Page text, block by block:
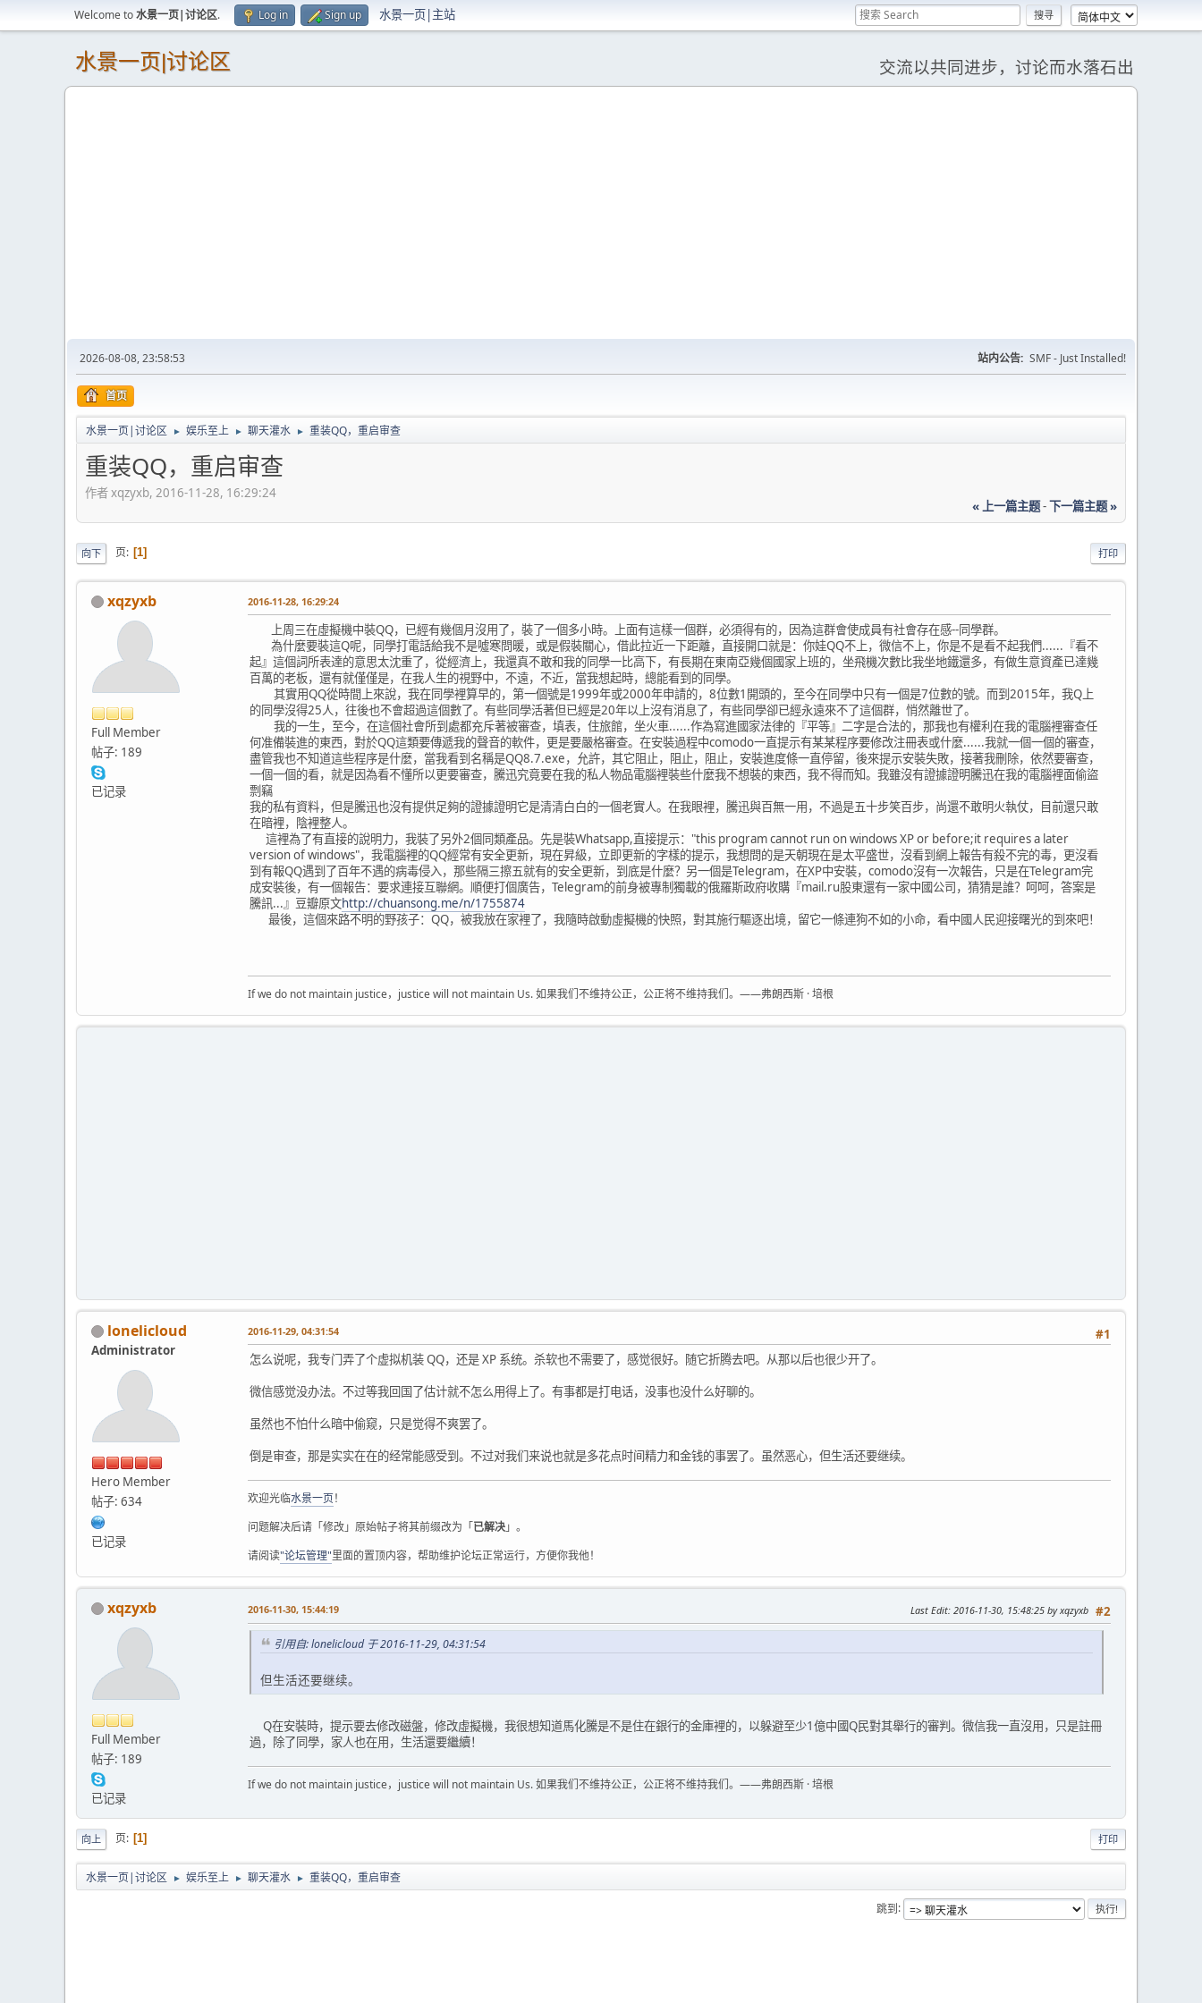
Welcome to水景一页|讨论区. Log in Sign up 水景一页|主站
水景一页|讨论区 交流以共同进步，讨论而水落石出
2026-08-08, 23:58:53 站内公告: SMF - Just Installed!
首页
水景一页|讨论区 ► 娱乐至上 ► 聊天灌水 ► 重装QQ，重启审查
重装QQ，重启审查
作者 xqzyxb, 2016-11-28, 16:29:24
« 上一篇主题-下一篇主题 »
打印
向下 页 1
xqzyxb
Full Member
帖子: 189
已记录
2016-11-28, 16:29:24
上周三在虛擬機中裝QQ，已經有幾個月沒用了，裝了一個多小時。上面有這樣一個群，必須得有的，因為這群會使成員有社會存在感--同學群。
為什麼要裝這Q呢，同學打電話給我不是噓寒問暖，或是假裝關心，借此拉近一下距離，直接開口就是：你娃QQ不上，微信不上，你是不是看不起我們......『看不
起』這個詞所表達的意思太沈重了，從經濟上，我還真不敢和我的同學一比高下，有長期在東南亞幾個國家上班的，坐飛機次數比我坐地鐵還多，有做生意資產已達幾
百萬的老板，還有就僅僅是，在我人生的視野中，不遠，不近，當我想起時，總能看到的同學。
其實用QQ從時間上來說，我在同學裡算早的，第一個號是1999年或2000年申請的，8位數1開頭的，至今在同學中只有一個是7位數的號。而到2015年，我Q上
的同學沒得25人，往後也不會超過這個數了。有些同學活著但已經是20年以上沒有消息了，有些同學卻已經永遠來不了這個群，悄然離世了。
我的一生，至今，在這個社會所到處都充斥著被審查，填表，住旅館，坐火車......作為寫進國家法律的『平等』二字是合法的，那我也有權利在我的電腦裡審查任
何准備裝進的東西，對於QQ這類要傳遞我的聲音的軟件，更是要嚴格審查。在安裝過程中comodo一直提示有某某程序要修改注冊表或什麼......我就一個一個的審查，
盡管我也不知道這些程序是什麼，當我看到名稱是QQ8.7.exe，允許，其它阻止，阻止，阻止，安裝進度條一直停留，後來提示安裝失敗，接著我刪除，依然要審查，
一個一個的看，就是因為看不懂所以更要審查，騰迅究竟要在我的私人物品電腦裡裝些什麼我不想裝的東西，我不得而知。我雖沒有證據證明騰迅在我的電腦裡面偷盜
剽竊
我的私有資料，但是騰迅也沒有提供足夠的證據證明它是清清白白的一個老實人。在我眼裡，騰迅與百無一用，不過是五十步笑百步，尚還不敢明火執仗，目前還只敢
在暗裡，陰裡整人。
這裡為了有直接的說明力，我裝了另外2個同類產品。先是裝Whatsapp,直接提示："this program cannot run on windows XP or before;it requires a later
version of windows"，我電腦裡的QQ經常有安全更新，現在昇級，立即更新的字樣的提示，我想問的是天朝現在是太平盛世，沒看到網上報告有殺不完的毒，更沒看
到有報QQ遇到了百年不遇的病毒侵入，那些隔三擦五就有的安全更新，到底是什麼？另一個是Telegram，在XP中安裝，comodo沒有一次報告，只是在Telegram完
成安裝後，有一個報告：要求連接互聯網。順便打個廣告，Telegram的前身被專制獨載的俄羅斯政府收購『mail.ru股東還有一家中國公司，猜猜是誰？呵呵，答案是
騰訊...』豆瓣原文http://chuansong.me/n/1755874
最後，這個來路不明的野孩子：QQ，被我放在家裡了，我隨時啟動虛擬機的快照，對其施行驅逐出境，留它一條連狗不如的小命，看中國人民迎接曙光的到來吧！
If we do not maintain justice，justice will not maintain Us. 如果我们不维持公正，公正将不维持我们。——弗朗西斯 · 培根
lonelicloud
Administrator
Hero Member
帖子: 634
已记录
#1
2016-11-29, 04:31:54
怎么说呢，我专门弄了个虚拟机装 QQ，还是 XP 系统。杀软也不需要了，感觉很好。随它折腾去吧。从那以后也很少开了。
微信感觉没办法。不过等我回国了估计就不怎么用得上了。有事都是打电话，没事也没什么好聊的。
虽然也不怕什么暗中偷窥，只是觉得不爽罢了。
倒是审查，那是实实在在的经常能感受到。不过对我们来说也就是多花点时间精力和金钱的事罢了。虽然恶心，但生活还要继续。
欢迎光临水景一页！
问题解决后请「修改」原始帖子将其前缀改为「已解决」。
请阅读"论坛管理"里面的置顶内容，帮助维护论坛正常运行，方便你我他！
xqzyxb
Full Member
帖子: 189
已记录
#2
2016-11-30, 15:44:19 Last Edit: 2016-11-30, 15:48:25 by xqzyxb
引用自: lonelicloud 于 2016-11-29, 04:31:54
但生活还要继续。
Q在安裝時，提示要去修改磁盤，修改虛擬機，我很想知道馬化騰是不是住在銀行的金庫裡的，以躲避至少1億中國Q民對其舉行的審判。微信我一直沒用，只是註冊
過，除了同學，家人也在用，生活還要繼續！
If we do not maintain justice，justice will not maintain Us. 如果我们不维持公正，公正将不维持我们。——弗朗西斯 · 培根
打印
向上 页 1
水景一页|讨论区 ► 娱乐至上 ► 聊天灌水 ► 重装QQ，重启审查
跳到